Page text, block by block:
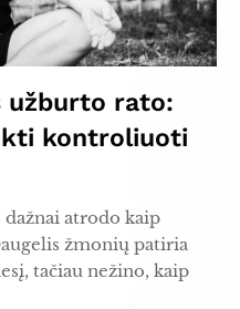
užburto rato:
kontroliuoti
atrodo kaip
žmonių patiria
tačiau nežino, kaip